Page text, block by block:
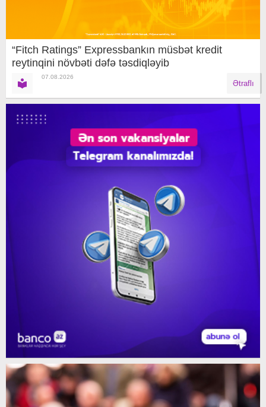
“Fitch Ratings” Expressbankın müsbət kredit
reytinqini növbəti dəfə təsdiqləyib
07.08.2026
Ətraflı